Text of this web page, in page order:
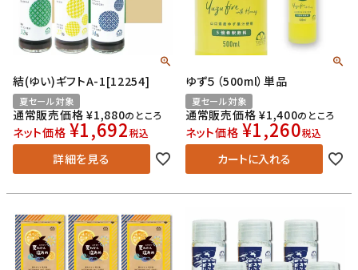
結(ゆい)ギフトA-1[12254]
夏セール対象
通常販売価格 ¥1,880のところ
ネット価格 ¥1,692税込
詳細を見る
ゆず５（500ml）単品
夏セール対象
通常販売価格 ¥1,400のところ
ネット価格 ¥1,260税込
カートに入れる